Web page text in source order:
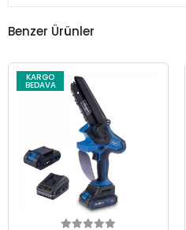
Benzer Ürünler
KARGO
BEDAVA